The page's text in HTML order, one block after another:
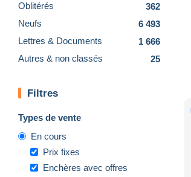
Oblitérés
362
Neufs
6 493
Lettres & Documents
1 666
Autres & non classés
25
Filtres
Types de vente
En cours
Prix fixes
Enchères avec offres